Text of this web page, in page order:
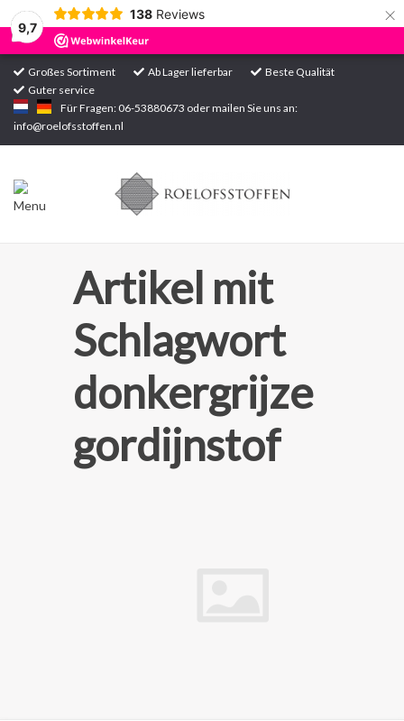
9,7
138 Reviews ×
Großes Sortiment Ab Lager lieferbar
Beste Qualität
Guter service
Für Fragen: 06-53880673 oder mailen Sie uns an:
info@roelofsstoffen.nl
Startseite
Sortiment
Artikel mit
Schlagwort
donkergrijze
gordijnstof